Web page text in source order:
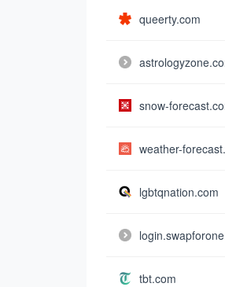
queerty.com
snow-
weather-
lgbtqnation.com
tbt.com